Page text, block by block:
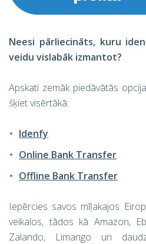
Neesi pārliecināts, kuru
veidu vislabāk izmantot?
Apskati zemāk piedāvātās
šķiet visērtākā:
Idenfy
Online Bank Transfer
Offline Bank Transfer
Iepērcies savos mīļakajos
veikalos, tādos kā Amazon,
Zalando, Limango un